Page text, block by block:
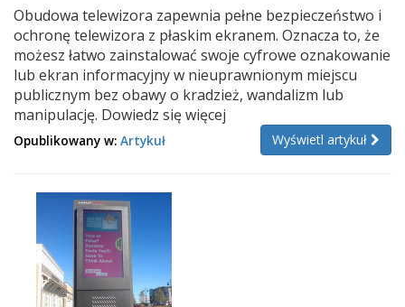
Obudowa telewizora zapewnia pełne bezpieczeństwo i
ochronę telewizora z płaskim ekranem. Oznacza to, że
możesz łatwo zainstalować swoje cyfrowe oznakowanie
lub ekran informacyjny w nieuprawnionym miejscu
publicznym bez obawy o kradzież, wandalizm lub
manipulację. Dowiedz się więcej
Wyświetl artykuł
Opublikowany w: Artykuł